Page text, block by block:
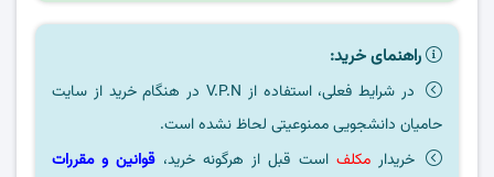
راهنمای خرید:
در شرایط فعلی، استفاده از V.P.N در هنگام خرید از سایت
حامیان دانشجویی ممنوعیتی لحاظ نشده است.
خریدارمکلف است قبل از هرگونه خرید،قوانین و مقررات